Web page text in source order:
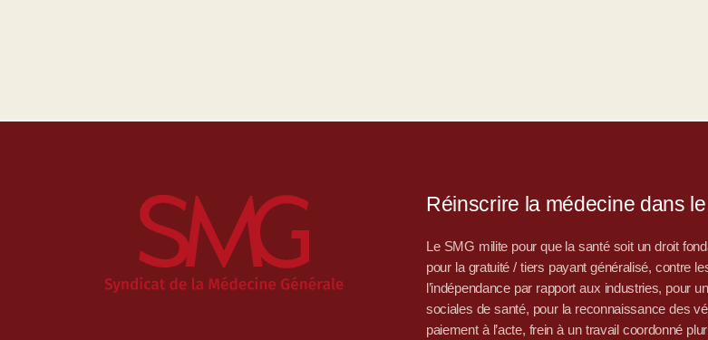
Réinscrire la médecine dans
Le SMG milite pour que la santé soit un droit
pour la gratuité / tiers payant généralisé, contre
l’indépendance par rapport aux industries, pour
sociales de santé, pour la reconnaissance des
paiement à l’acte, frein à un travail coordonné